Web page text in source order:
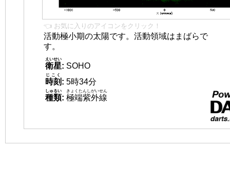
👈 お気に入りのアイコンをクリック！
活動極小期の太陽です。活動領域はまばらで
す。
衛星
えいせい
: SOHO
時刻
じこく
: 5時34分
種類
しゅるい
: 極端紫外線
きょくたんしがいせん